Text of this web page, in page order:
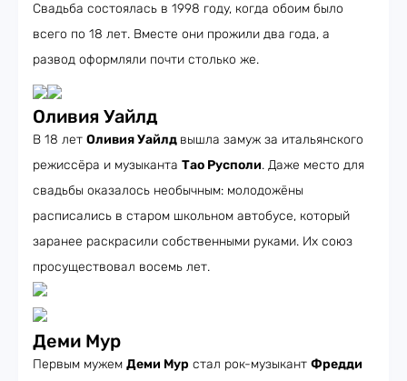
Свадьба состоялась в 1998 году, когда обоим было
всего по 18 лет. Вместе они прожили два года, а
развод оформляли почти столько же.
Оливия Уайлд
В 18 лет Оливия Уайлд вышла замуж за итальянского
режиссёра и музыканта Тао Русполи. Даже место для
свадьбы оказалось необычным: молодожёны
расписались в старом школьном автобусе, который
заранее раскрасили собственными руками. Их союз
просуществовал восемь лет.
Деми Мур
Первым мужем Деми Мур стал рок-музыкант Фредди